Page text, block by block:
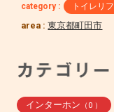
category : トイレリ
area :東京都町田市
インターホン （0 ）